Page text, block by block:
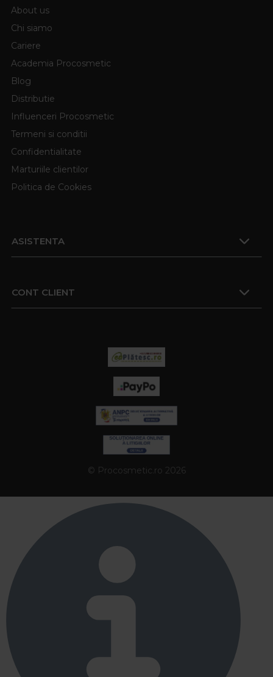
About us
Chi siamo
Cariere
Academia Procosmetic
Blog
Distributie
Influenceri Procosmetic
Termeni si conditii
Confidentialitate
Marturiile clientilor
Politica de Cookies
ASISTENTA
CONT CLIENT
© Procosmetic.ro 2026